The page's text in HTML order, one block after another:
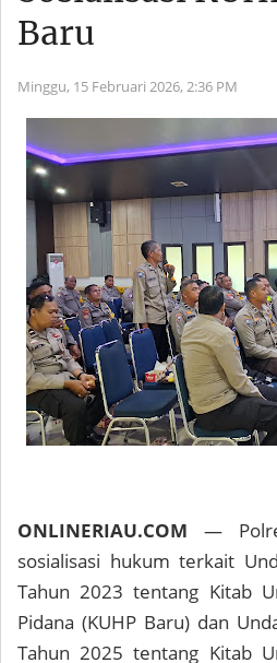
Baru
Minggu, 15 Februari 2026, 2:36 PM
ONLINERIAU.COM —
sosialisasi hukum terkait
Tahun 2023 tentang Kitab
Pidana (KUHP Baru) dan
Tahun 2025 tentang Kitab